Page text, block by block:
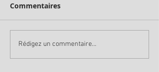
Commentaires
Rédigez un commentaire...